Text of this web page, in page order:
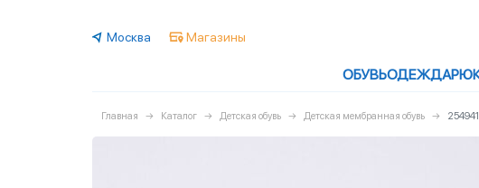
Москва Магазины
ОБУВЬОДЕЖДА
Главная Каталог Детская обувь Детская мембранная обувь